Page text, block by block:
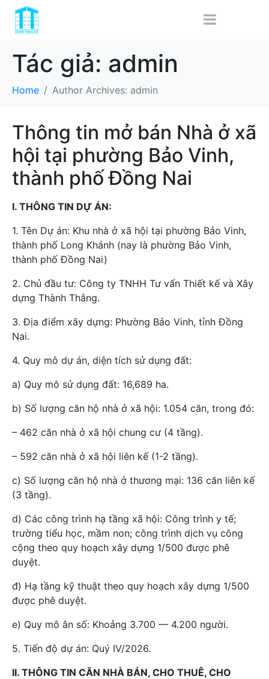
Tác giả: admin
Home Author Archives: admin
Thông tin mở bán Nhà ở xã
hội tại phường Bảo Vinh,
thành phố Đồng Nai
I. THÔNG TIN DỰ ÁN:
1. Tên Dự án: Khu nhà ở xã hội tại phường Bảo Vinh,
thành phố Long Khánh (nay là phường Bảo Vinh,
thành phố Đồng Nai)
2. Chủ đầu tư: Công ty TNHH Tư vấn Thiết kế và Xây
dựng Thành Thắng.
3. Địa điểm xây dựng: Phường Bảo Vinh, tỉnh Đồng
Nai.
4. Quy mô dự án, diện tích sử dụng đất:
a) Quy mô sử dụng đất: 16,689 ha.
b) Số lượng căn hộ nhà ở xã hội: 1.054 căn, trong đó:
– 462 căn nhà ở xã hội chung cư (4 tầng).
– 592 căn nhà ở xã hội liên kế (1-2 tầng).
c) Số lượng căn hộ nhà ở thương mại: 136 căn liên kế
(3 tầng).
d) Các công trình hạ tầng xã hội: Công trình y tế;
trường tiểu học, mầm non; công trình dịch vụ công
cộng theo quy hoạch xây dựng 1/500 được phê
duyệt.
đ) Hạ tầng kỹ thuật theo quy hoạch xây dựng 1/500
được phê duyệt.
e) Quy mô ân số: Khoảng 3.700 — 4.200 người.
5. Tiến độ dự án: Quý IV/2026.
II. THÔNG TIN CĂN NHÀ BÁN, CHO THUÊ, CHO